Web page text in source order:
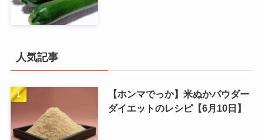
人気記事
【ホンマでっか】米ぬかパウダー
ダイエットのレシピ【6月10日】